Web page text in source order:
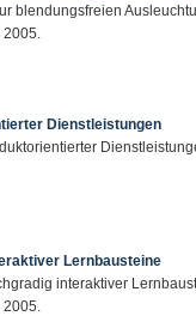
blendungsfreien
Dienstleistungen
Lernbausteine
interaktiver